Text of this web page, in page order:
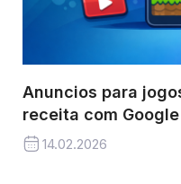
Anuncios para
receita com
14.02.2026